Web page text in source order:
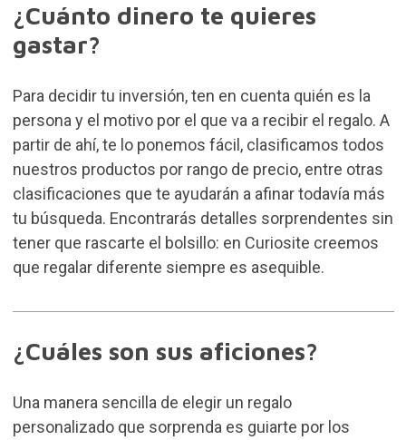
¿Cuánto dinero te quieres
gastar?
Para decidir tu inversión, ten en cuenta quién es la
persona y el motivo por el que va a recibir el regalo. A
partir de ahí, te lo ponemos fácil, clasificamos todos
nuestros productos por rango de precio, entre otras
clasificaciones que te ayudarán a afinar todavía más
tu búsqueda. Encontrarás detalles sorprendentes sin
tener que rascarte el bolsillo: en Curiosite creemos
que regalar diferente siempre es asequible.
¿Cuáles son sus aficiones?
Una manera sencilla de elegir un regalo
personalizado que sorprenda es guiarte por los